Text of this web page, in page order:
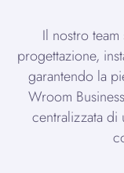
Il nostro
progettazione,
garantendo la
Wroom
centralizzata di